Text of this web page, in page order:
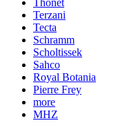
Thonet
Terzani
Tecta
Schramm
Scholtissek
Sahco
Royal Botania
Pierre Frey
more
MHZ